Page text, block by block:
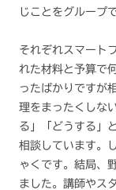
じことをグループ
それぞれスマート
れた材料と予算で
ったばかりですが
理をまったくしな
る」「どうする」
相談しています。
ゃくです。結局、
ました。講師やス